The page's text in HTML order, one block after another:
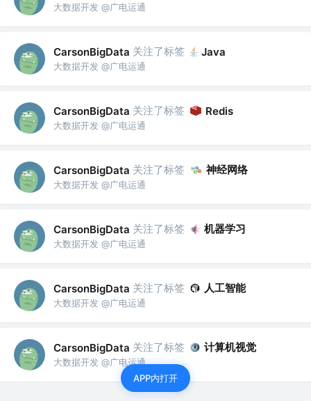
大数据开发 @广电运通
CarsonBigData 关注了标签 Java
大数据开发 @广电运通
CarsonBigData 关注了标签 Redis
大数据开发 @广电运通
CarsonBigData 关注了标签 神经网络
大数据开发 @广电运通
CarsonBigData 关注了标签 机器学习
大数据开发 @广电运通
CarsonBigData 关注了标签 人工智能
大数据开发 @广电运通
CarsonBigData 关注了标签 计算机视觉
大数据开发 @广电运通
APP内打开